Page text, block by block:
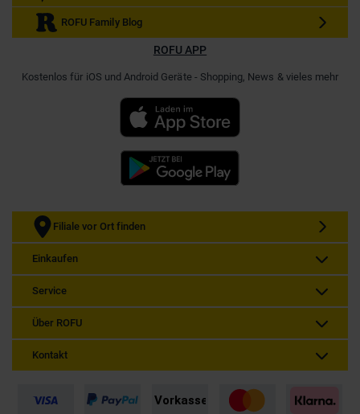
ROFU Family Blog
ROFU APP
Kostenlos für iOS und Android Geräte - Shopping, News & vieles mehr
Filiale vor Ort finden
Einkaufen
Service
Über ROFU
Kontakt